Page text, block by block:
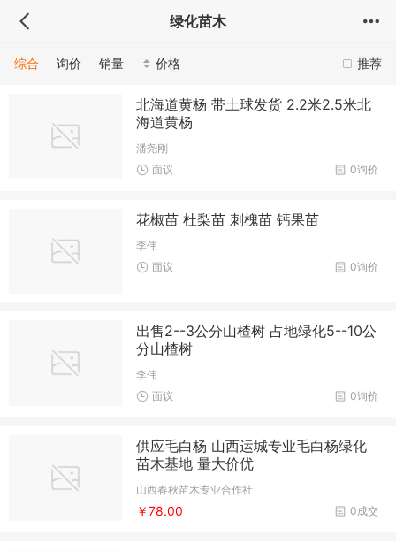
绿化苗木
推荐
综合 询价 销量 价格
北海道黄杨 带土球发货 2.2米2.5米北
海道黄杨
潘尧刚
0询价
面议
花椒苗 杜梨苗 刺槐苗 钙果苗
李伟
0询价
面议
出售2--3公分山楂树 占地绿化5--10公
分山楂树
李伟
0询价
面议
供应毛白杨 山西运城专业毛白杨绿化
苗木基地 量大价优
山西春秋苗木专业合作社
0成交
￥78.00